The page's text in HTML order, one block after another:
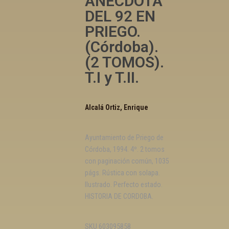
DEL 92 EN
PRIEGO.
(Córdoba).
(2 TOMOS).
T.I y T.II.
Alcalá Ortiz, Enrique
Ayuntamiento de Priego de
Córdoba, 1994. 4º. 2 tomos
con paginación común, 1035
págs. Rústica con solapa.
Ilustrado. Perfecto estado.
HISTORIA DE CORDOBA.
SKU 603095858